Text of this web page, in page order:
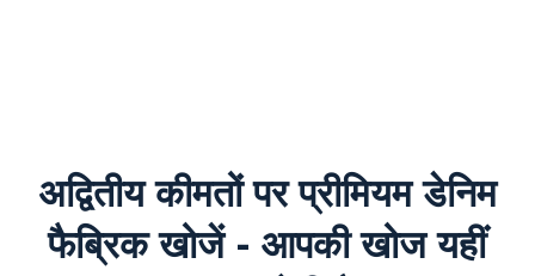
अद्वितीय कीमतों पर प्रीमियम डेनिम
फैब्रिक खोजें - आपकी खोज यहीं